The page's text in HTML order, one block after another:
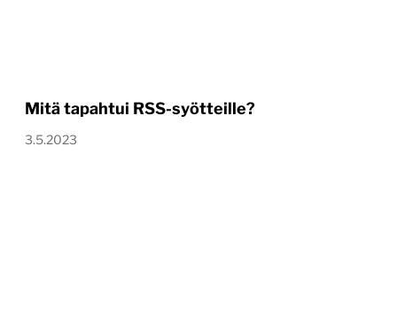
Mitä tapahtui RSS-syötteille?
3.5.2023